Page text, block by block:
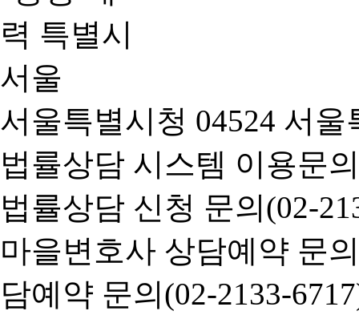
서울특별시청 04524 서
법률상담 시스템 이용문
법률상담 신청 문의(02-
마을변호사 상담예약 문
담예약 문의(02-2133-